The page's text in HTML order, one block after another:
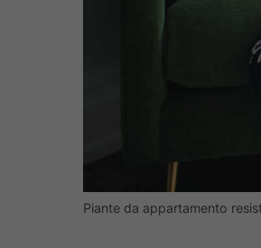
Piante da appartamento